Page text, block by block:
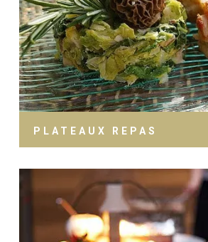
PLATEAUX REPAS